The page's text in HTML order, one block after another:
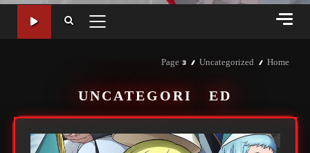
PRIMARY
Home
Uncategorized
Page 3
UNCATEGORIZED